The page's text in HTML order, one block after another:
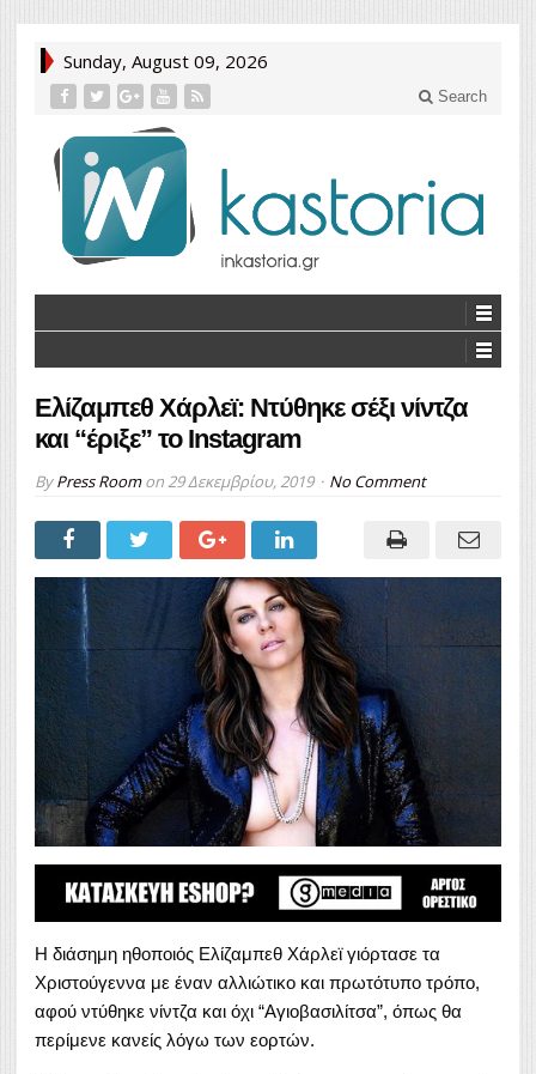
Sunday, August 09, 2026
Search
Ελίζαμπεθ Χάρλεϊ: Ντύθηκε σέξι νίντζα
και “έριξε” το Instagram
ByPress Roomon 29 Δεκεμβρίου, 2019 No Comment
Η διάσημη ηθοποιός Ελίζαμπεθ Χάρλεϊ γιόρτασε τα
Χριστούγεννα με έναν αλλιώτικο και πρωτότυπο τρόπο,
αφού ντύθηκε νίντζα και όχι “Αγιοβασιλίτσα”, όπως θα
περίμενε κανείς λόγω των εορτών.